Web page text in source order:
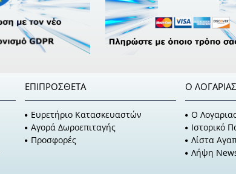
ΕΠΙΠΡΌΣΘΕΤΑ
Ευρετήριο Κατασκευαστών
Αγορά Δωροεπιταγής
Προσφορές
Ο
O
Ιστορικό
Λίστα
Λήψη